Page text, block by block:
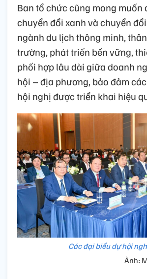
Ban tổ chức cũng mong muốn
chuyển đổi xanh và chuyển
ngành du lịch thông minh,
trường, phát triển bền vững,
phối hợp lâu dài giữa doanh
hội – địa phương, bảo đảm
hội nghị được triển khai hiệu
Các đại biểu dự hội
Ảnh: